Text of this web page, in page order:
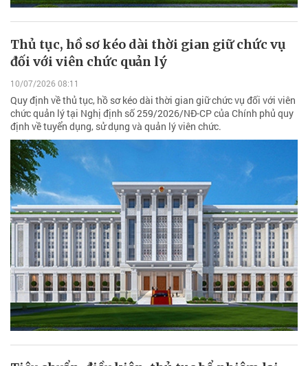
Thủ tục, hồ sơ kéo dài thời gian giữ chức vụ
đối với viên chức quản lý
10/07/2026 08:11
Quy định về thủ tục, hồ sơ kéo dài thời gian giữ chức vụ đối với viên
chức quản lý tại Nghị định số 259/2026/NĐ-CP của Chính phủ quy
định về tuyển dụng, sử dụng và quản lý viên chức.